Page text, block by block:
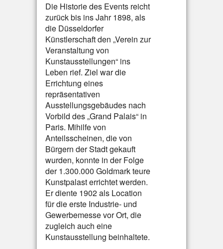
Die Historie des Events reicht
zurück bis ins Jahr 1898, als
die Düsseldorfer
Künstlerschaft den „Verein zur
Veranstaltung von
Kunstausstellungen“ ins
Leben rief. Ziel war die
Errichtung eines
repräsentativen
Ausstellungsgebäudes nach
Vorbild des „Grand Palais“ in
Paris. Mihilfe von
Anteilsscheinen, die von
Bürgern der Stadt gekauft
wurden, konnte in der Folge
der 1.300.000 Goldmark teure
Kunstpalast errichtet werden.
Er diente 1902 als Location
für die erste Industrie- und
Gewerbemesse vor Ort, die
zugleich auch eine
Kunstausstellung beinhaltete.